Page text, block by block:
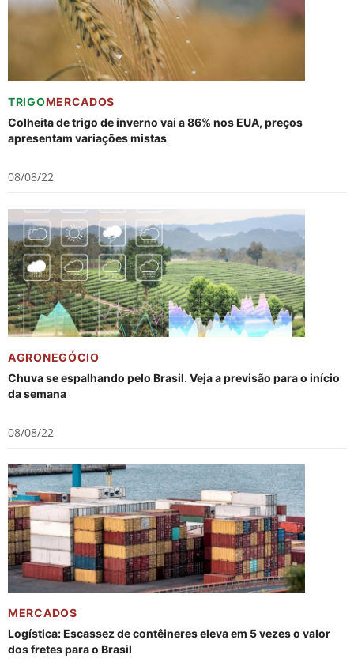
TRIGOMERCADOS
Colheita de trigo de inverno vai a 86% nos EUA, preços
apresentam variações mistas
08/08/22
AGRONEGÓCIO
Chuva se espalhando pelo Brasil. Veja a previsão para o início
da semana
08/08/22
MERCADOS
Logística: Escassez de contêineres eleva em 5 vezes o valor
dos fretes para o Brasil